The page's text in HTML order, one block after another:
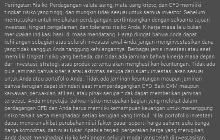
Peringatan Risiko: Perdagangan valuta asing, mata uang kripto, dan CFD memiliki
tingkat risiko yang tinggi dan mungkin tidak sesuai untuk semua investor. Sebelum
memutuskan untuk melakukan perdagangan, pertimbangkan dengan saksama tujuan
investasi, tingkat pengalaman, dan toleransi risiko Anda. Kinerja masa lalu bukan
merupakan indikasi hasil di masa mendatang. Harap diingat bahwa Anda dapat
kehilangan sebagian atau seluruh investasi awal Anda; jangan menginvestasikan dana
yang tidak sanggup Anda tanggung kehilangannya. Berbagai jenis investasi atau aset
memiliki tingkat risiko yang berbeda, dan tidak ada jaminan bahwa kinerja masa depan
dari investasi, strategi, atau produk tertentu akan menghasilkan keuntungan. Tidak ada
pula jaminan bahwa kinerja atau aktivitas serupa dari suatu investasi akan sesuai
untuk Anda atau portofolio Anda. Tidak ada jaminan keuntungan maupun jaminan
bahwa kerugian dapat dihindari saat memperdagangkan CFD. Baik CXM maupun
karyawan, perwakilan, afiliasi, atau pihak serupa tidak dapat memberikan jaminan
tersebut. Anda menyetujui bahwa risiko merupakan bagian yang melekat dalam
perdagangan CFD dan Anda harus memiliki kemampuan keuangan untuk menanggung
risiko terkait serta menghadapi setiap kerugian yang timbul. Nilai portofolio investasi
dapat menurun akibat perubahan nilai faktor pasar seperti harga saham, suku bunga,
harga komoditas, dan nilai tukar. Apabila terjadi pergerakan harga yang merugikan,
Anda dapat menghadapi risiko kehilangan seluruh modal yang telah diinvestasikan.